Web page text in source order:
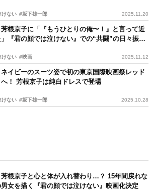
けない #坂下雄一郎 2025.11.20
根京子に「『もうひとりの俺〜！』と言って近
『君の顔では泣けない』での“共闘”の日々振り
けない #映画 2025.11.12
イビーのスーツ姿で初の東京国際映画祭レッド
！ 芳根京子は純白ドレスで登場
けない #坂下雄一郎 2025.10.28
根京子と心と体が入れ替わり…？ 15年間戻れな
女を描く『君の顔では泣けない』映画化決定